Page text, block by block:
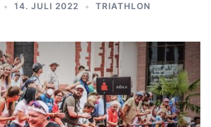
14. JULI 2022 TRIATHLON